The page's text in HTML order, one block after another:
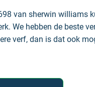
van sherwin williams
We hebben de beste
verf, dan is dat ook